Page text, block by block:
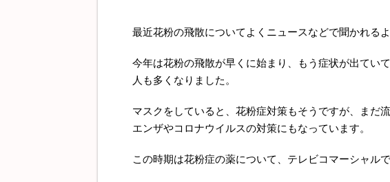
最近花粉の飛散についてよくニュースなどで聞かれるよ
今年は花粉の飛散が早くに始まり、もう症状が出てい
人も多くなりました。
マスクをしていると、花粉症対策もそうですが、まだ
エンザやコロナウイルスの対策にもなっています。
この時期は花粉症の薬について、テレビコマーシャル